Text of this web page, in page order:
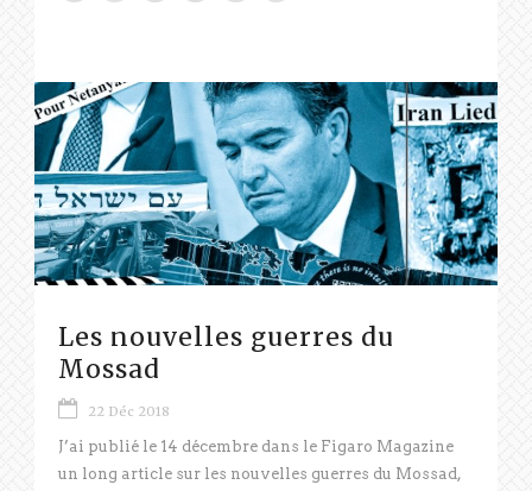
Les nouvelles guerres du
Mossad
22 Déc 2018
J’ai publié le 14 décembre dans le Figaro Magazine
un long article sur les nouvelles guerres du Mossad,